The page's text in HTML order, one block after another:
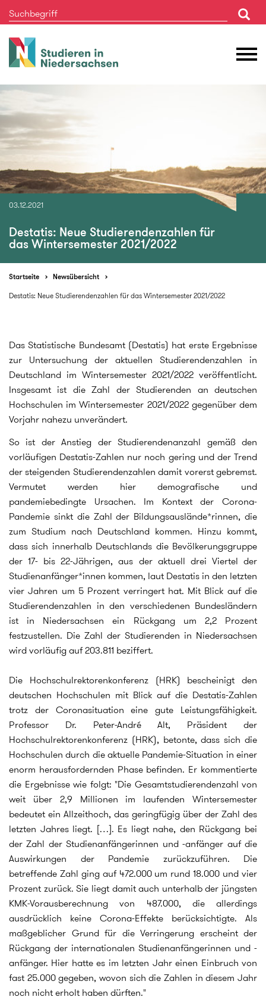
Studieren
in
03.12.2021
Destatis: Neue Studierendenzahlen für
das Wintersemester 2021/2022
Startseite
Newsübersicht
Destatis: Neue Studierendenzahlen für das Wintersemester 2021/2022
Das Statistische Bundesamt (Destatis) hat erste Ergebnisse
zur Untersuchung der aktuellen Studierendenzahlen in
Deutschland im Wintersemester 2021/2022 veröffentlicht.
Insgesamt ist die Zahl der Studierenden an deutschen
Hochschulen im Wintersemester 2021/2022 gegenüber dem
Vorjahr nahezu unverändert.
So ist der Anstieg der Studierendenanzahl gemäß den
vorläufigen Destatis-Zahlen nur noch gering und der Trend
der steigenden Studierendenzahlen damit vorerst gebremst.
Vermutet werden hier demografische und
pandemiebedingte Ursachen. Im Kontext der Corona-
Pandemie sinkt die Zahl der Bildungsauslände*rinnen, die
zum Studium nach Deutschland kommen. Hinzu kommt,
dass sich innerhalb Deutschlands die Bevölkerungsgruppe
der 17- bis 22-Jährigen, aus der aktuell drei Viertel der
Studienanfänger*innen kommen, laut Destatis in den letzten
vier Jahren um 5 Prozent verringert hat. Mit Blick auf die
Studierendenzahlen in den verschiedenen Bundesländern
ist in Niedersachsen ein Rückgang um 2,2 Prozent
festzustellen. Die Zahl der Studierenden in Niedersachsen
wird vorläufig auf 203.811 beziffert.
Die Hochschulrektorenkonferenz (HRK) bescheinigt den
deutschen Hochschulen mit Blick auf die Destatis-Zahlen
trotz der Coronasituation eine gute Leistungsfähigkeit.
Professor Dr. Peter-André Alt, Präsident der
Hochschulrektorenkonferenz (HRK), betonte, dass sich die
Hochschulen durch die aktuelle Pandemie-Situation in einer
enorm herausfordernden Phase befinden. Er kommentierte
die Ergebnisse wie folgt: "Die Gesamtstudierendenzahl von
weit über 2,9 Millionen im laufenden Wintersemester
bedeutet ein Allzeithoch, das geringfügig über der Zahl des
letzten Jahres liegt. […]. Es liegt nahe, den Rückgang bei
der Zahl der Studienanfängerinnen und -anfänger auf die
Auswirkungen der Pandemie zurückzuführen. Die
betreffende Zahl ging auf 472.000 um rund 18.000 und vier
Prozent zurück. Sie liegt damit auch unterhalb der jüngsten
KMK-Vorausberechnung von 487.000, die allerdings
ausdrücklich keine Corona-Effekte berücksichtigte. Als
maßgeblicher Grund für die Verringerung erscheint der
Rückgang der internationalen Studienanfängerinnen und -
anfänger. Hier hatte es im letzten Jahr einen Einbruch von
fast 25.000 gegeben, wovon sich die Zahlen in diesem Jahr
noch nicht erholt haben dürften."